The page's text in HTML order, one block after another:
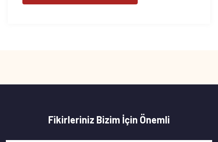
Fikirleriniz Bizim İçin Önemli